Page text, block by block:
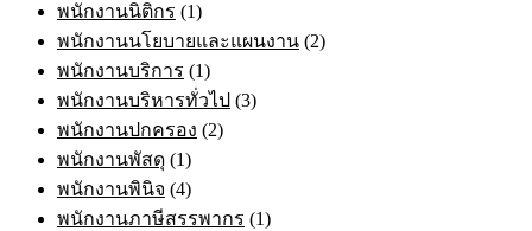
พนักงานนิติกร (1)
พนักงานนโยบายและแผนงาน (2)
พนักงานบริการ (1)
พนักงานบริหารทั่วไป (3)
พนักงานปกครอง (2)
พนักงานพัสดุ (1)
พนักงานพินิจ (4)
พนักงานภาษีสรรพากร (1)